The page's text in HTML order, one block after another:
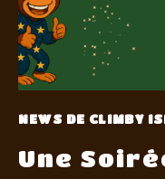
NEWS DE CLIMBY
Une